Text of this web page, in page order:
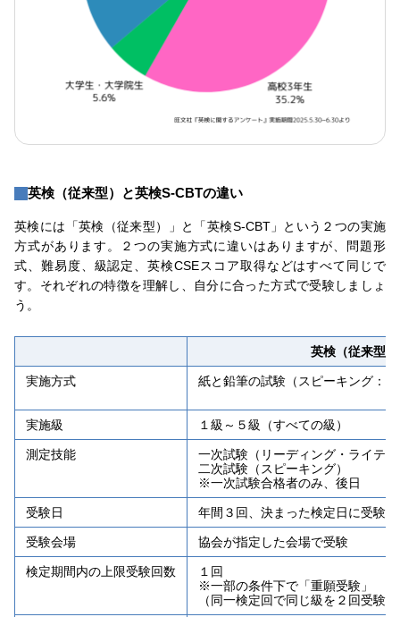
英検（従来型）と英検S-CBTの違い
英検には「英検（従来型）」と「英検S-CBT」という２つの実施
方式があります。２つの実施方式に違いはありますが、問題形
式、難易度、級認定、英検CSEスコア取得などはすべて同じで
す。それぞれの特徴を理解し、自分に合った方式で受験しましょ
う。
英検（従来型）
実施方式 紙と鉛筆の試験（スピーキング：
実施級 １級～５級（すべての級）
測定技能
一次試験（リーディング・ライテ
二次試験（スピーキング）
※一次試験合格者のみ、後日
受験日 年間３回、決まった検定日に受験
受験会場 協会が指定した会場で受験
検定期間内の上限受験回数
１回
※一部の条件下で「重願受験」
（同一検定回で同じ級を２回受験